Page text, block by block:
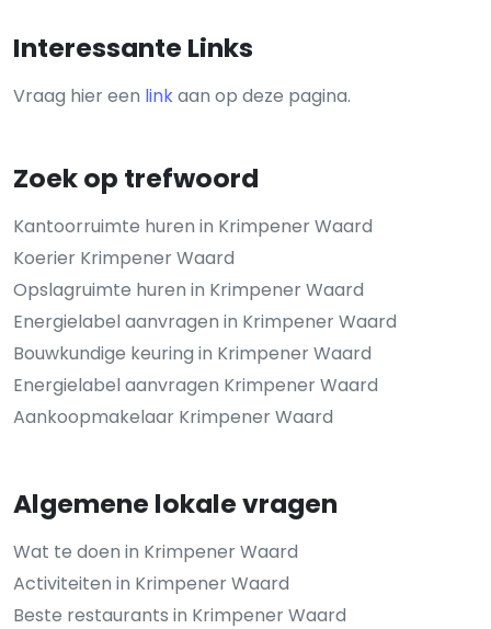
Interessante Links
Vraag hier een linkaan op deze pagina.
Zoek op trefwoord
Kantoorruimte huren in Krimpener Waard
Koerier Krimpener Waard
Opslagruimte huren in Krimpener Waard
Energielabel aanvragen in Krimpener Waard
Bouwkundige keuring in Krimpener Waard
Energielabel aanvragen Krimpener Waard
Aankoopmakelaar Krimpener Waard
Algemene lokale vragen
Wat te doen in Krimpener Waard
Activiteiten in Krimpener Waard
Beste restaurants in Krimpener Waard